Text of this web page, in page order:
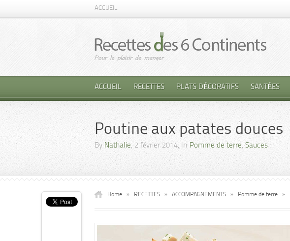
ACCUEIL
ACCUEIL RECETTES PLATS DÉCORATIFS SANTÉES
Poutine aux patates douces
By Nathalie, 2 février 2014, In Pomme de terre,Sauces
Home » RECETTES » ACCOMPAGNEMENTS » Pomme de terre »